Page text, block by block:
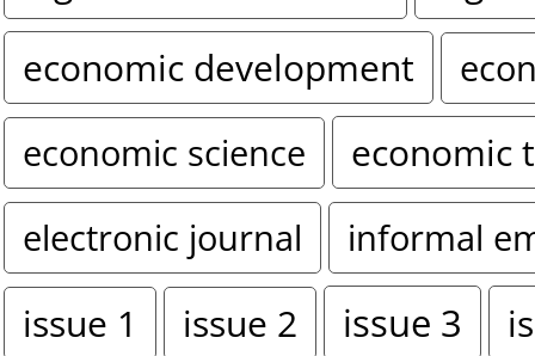
economic development
economic science
economic
electronic journal informal
issue 1 issue 2 issue 3